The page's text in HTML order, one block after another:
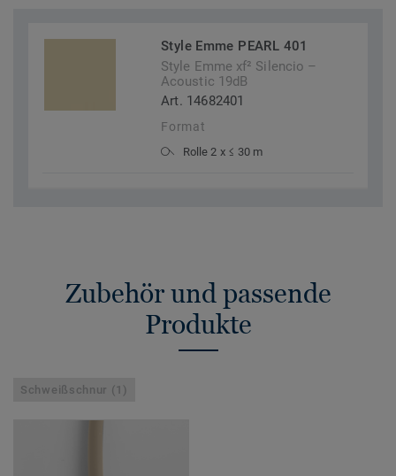
Style Emme PEARL 401
Style Emme xf² Silencio –
Acoustic 19dB
Art. 14682401
Format
Rolle 2 x ≤ 30 m
Zubehör und passende
Produkte
Schweißschnur (1)